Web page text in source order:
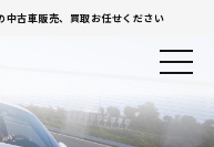
中古車販売、買取お任せください